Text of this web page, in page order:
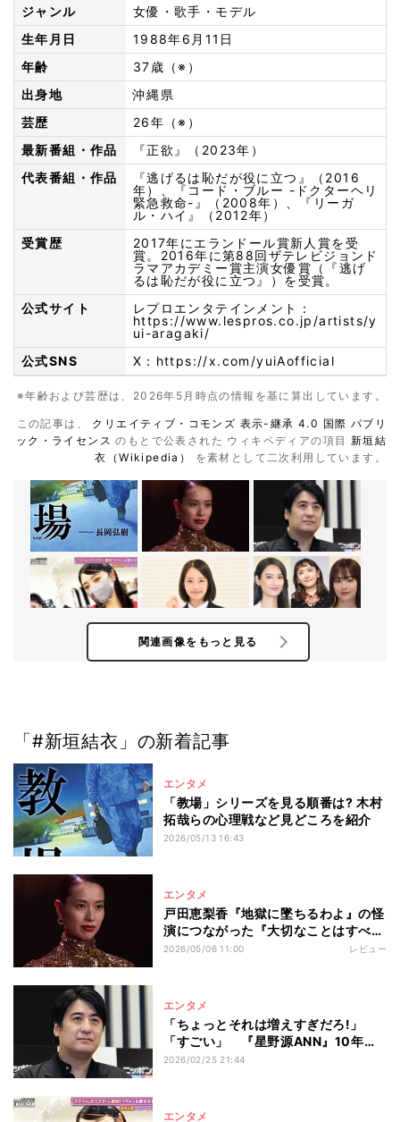
ジャンル
女優・歌手・モデル
生年月日
1988年6月11日
年齢
37歳（※）
出身地
沖縄県
芸歴
26年（※）
最新番組・作品
『正欲』（2023年）
代表番組・作品
『逃げるは恥だが役に立つ』（2016
年）、『コード・ブルー -ドクターヘリ
緊急救命-』（2008年）、『リーガ
ル・ハイ』（2012年）
受賞歴
2017年にエランドール賞新人賞を受
賞。2016年に第88回ザテレビジョンド
ラマアカデミー賞主演女優賞（『逃げ
るは恥だが役に立つ』）を受賞。
公式サイト
レプロエンタテインメント：
https://www.lespros.co.jp/artists/y
ui-aragaki/
公式SNS
X： https://x.com/yuiAofficial
※年齢および芸歴は、2026年5月時点の情報を基に算出しています。
この記事は、 クリエイティブ・コモンズ 表示-継承 4.0 国際 パブリ
ック・ライセンスのもとで公表された ウィキペディアの項目 新垣結
衣（Wikipedia） を素材として二次利用しています。
関連画像をもっと見る
「#新垣結衣」の新着記事
エンタメ
「教場」シリーズを見る順番は? 木村
拓哉らの心理戦など見どころを紹介
2026/05/13 16:43
エンタメ
戸田恵梨香『地獄に墜ちるわよ』の怪
演につながった『大切なことはすべて
君が教えてくれた』 何が彼女の演技
2026/05/06 11:00 レビュー
エンタメ
「ちょっとそれは増えすぎだろ!」
「すごい」 『星野源ANN』10年
の“変化”に佐久間宣行氏も驚がく
2026/02/25 21:44
エンタメ